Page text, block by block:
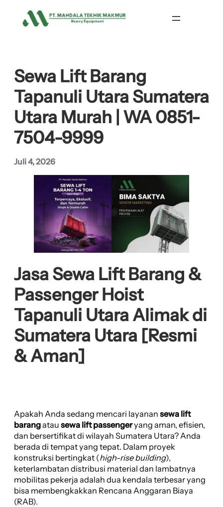
Sewa Lift Barang
Tapanuli Utara Sumatera
Utara Murah | WA 0851-
7504-9999
Juli 4, 2026
Jasa Sewa Lift Barang &
Passenger Hoist
Tapanuli Utara Alimak di
Sumatera Utara [Resmi
& Aman]
Apakah Anda sedang mencari layanan sewa lift
barangatau sewa lift passengeryang aman, efisien,
dan bersertifikat di wilayah Sumatera Utara? Anda
berada di tempat yang tepat. Dalam proyek
konstruksi bertingkat (high-rise building),
keterlambatan distribusi material dan lambatnya
mobilitas pekerja adalah dua kendala terbesar yang
bisa membengkakkan Rencana Anggaran Biaya
(RAB).